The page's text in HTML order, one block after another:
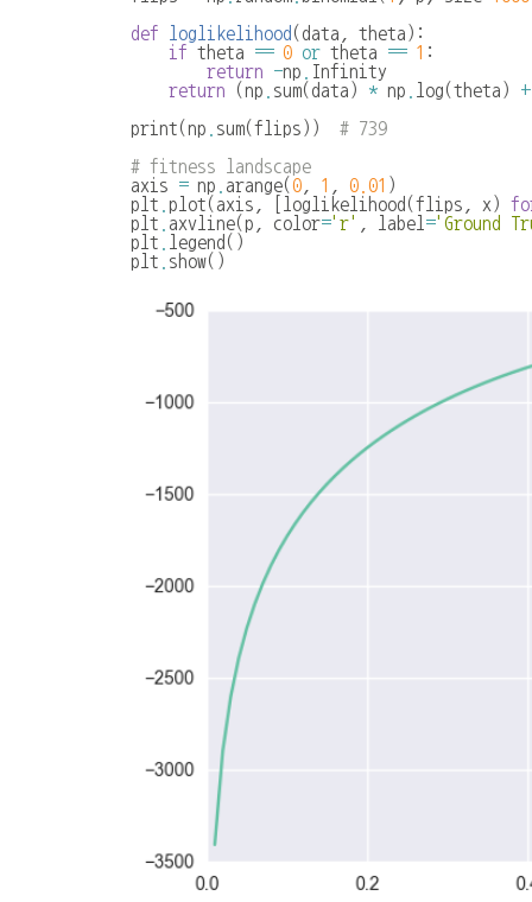
def
loglikelihood ( data , theta ):
if theta == 0 or theta == 1 :
return
-np
Infinity
return
(np sum( data ) * np log(theta )
+
print(np sum(flips ))
# 739
# fitness landscape
axis
= np arange(0, 1 , 0.01 )
plt plot( axis , loglikelihood (flips , x )
plt
axvline(p , color='r' , label ='Ground
plt
legend ()
plt
show()